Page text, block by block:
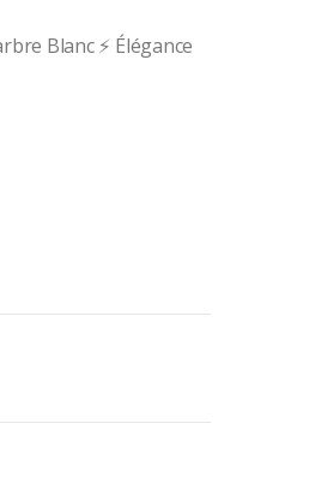
Blanc ⚡ Élégance